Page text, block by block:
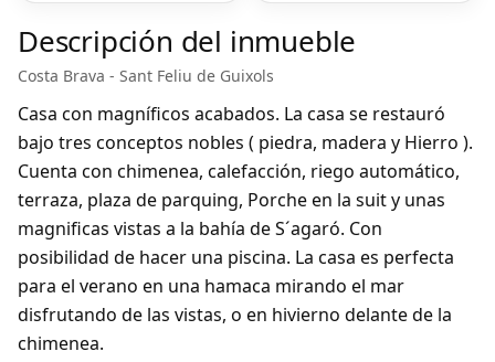
Descripción del inmueble
Costa Brava - Sant Feliu de Guixols
Casa con magníficos acabados. La casa se restauró
bajo tres conceptos nobles ( piedra, madera y Hierro ).
Cuenta con chimenea, calefacción, riego automático,
terraza, plaza de parquing, Porche en la suit y unas
magnificas vistas a la bahía de S´agaró. Con
posibilidad de hacer una piscina. La casa es perfecta
para el verano en una hamaca mirando el mar
disfrutando de las vistas, o en hivierno delante de la
chimenea.